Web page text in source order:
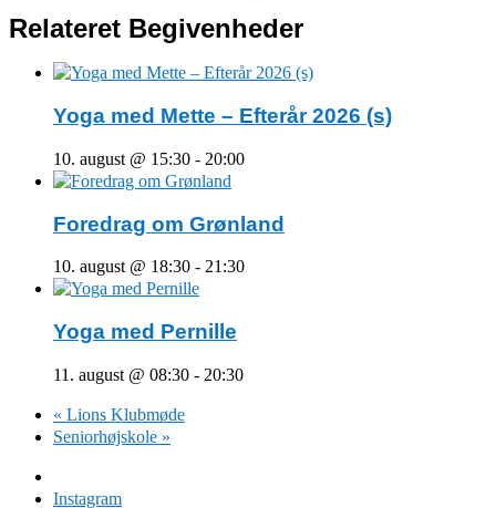
Relateret Begivenheder
Yoga med Mette – Efterår 2026 (s)
10. august @ 15:30 - 20:00
Foredrag om Grønland
10. august @ 18:30 - 21:30
Yoga med Pernille
11. august @ 08:30 - 20:30
« Lions Klubmøde
Seniorhøjskole »
Instagram